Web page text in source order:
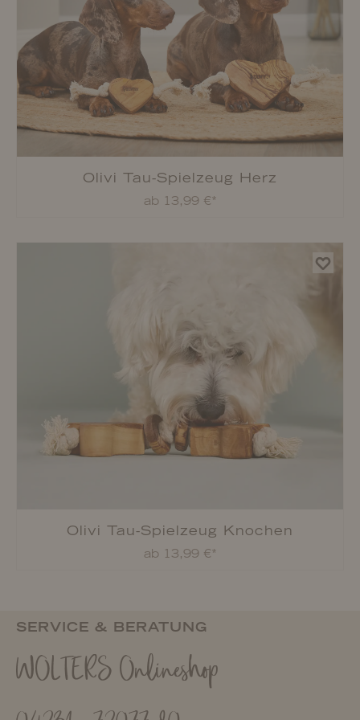
Olivi Tau-Spielzeug Herz
ab 13,99 €*
Olivi Tau-Spielzeug Knochen
ab 13,99 €*
SERVICE & BERATUNG
WOLTERS Onlineshop